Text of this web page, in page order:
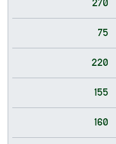
270
75
220
155
160